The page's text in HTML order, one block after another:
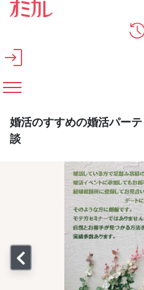
メインコンテンツへスキップ
婚活のすすめの婚活パー
談